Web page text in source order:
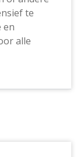
te
en
alle